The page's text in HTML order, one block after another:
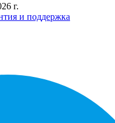
г.
и поддержка